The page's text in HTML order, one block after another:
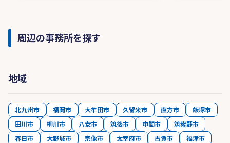
周辺の事務所を探す
地域
北九州市 福岡市 大牟田市 久留米市 直方市
飯塚市
田川市
柳川市 八女市 筑後市 中間市
筑紫野市
春日市
大野城市 宗像市 太宰府市 古賀市
福津市